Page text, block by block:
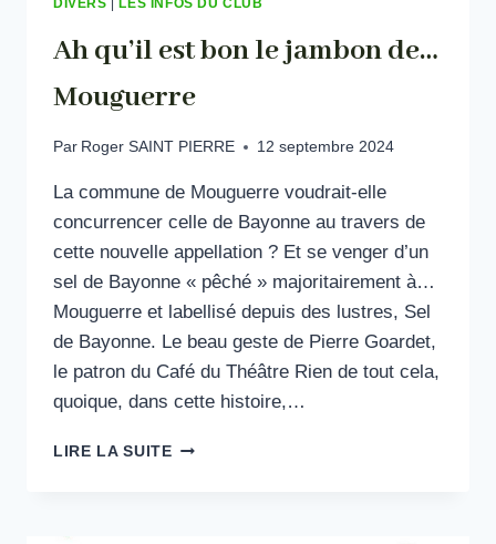
Ah qu’il est bon le jambon de…
Mouguerre
Par Roger SAINT PIERRE 12 septembre 2024
La commune de Mouguerre voudrait-elle
concurrencer celle de Bayonne au travers de
cette nouvelle appellation ? Et se venger d’un
sel de Bayonne « pêché » majoritairement à…
Mouguerre et labellisé depuis des lustres, Sel
de Bayonne. Le beau geste de Pierre Goardet,
le patron du Café du Théâtre Rien de tout cela,
quoique, dans cette histoire,…
LIRE LA SUITEAH